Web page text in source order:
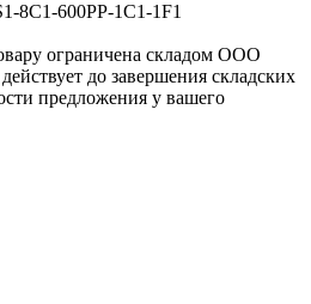
8C1-600PP-1C1-1F1
ограничена складом ООО
до завершения складских
предложения у вашего